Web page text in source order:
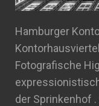
Hamburger
Fotografische
der Sprinkenhof